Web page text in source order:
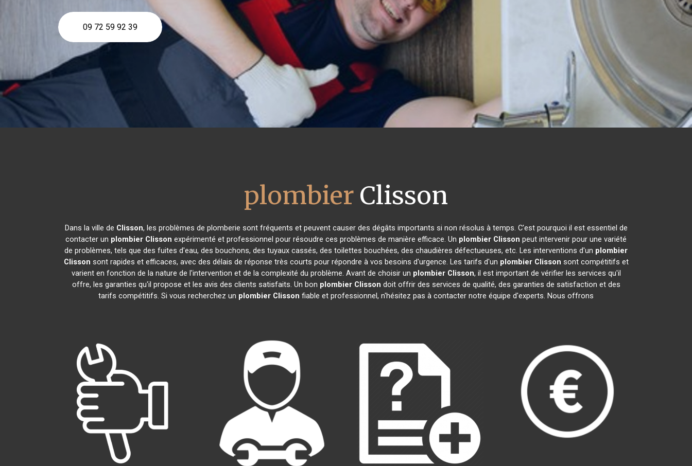
09 72 59 92 39
plombier Clisson
Dans la ville de Clisson, les problèmes de plomberie sont fréquents et peuvent causer des dégâts importants si non résolus à temps. C'est pourquoi il est essentiel de
contacter un plombier Clisson expérimenté et professionnel pour résoudre ces problèmes de manière efficace. Un plombier Clisson peut intervenir pour une variété
de problèmes, tels que des fuites d'eau, des bouchons, des tuyaux cassés, des toilettes bouchées, des chaudières défectueuses, etc. Les interventions d'un plombier
Clisson sont rapides et efficaces, avec des délais de réponse très courts pour répondre à vos besoins d'urgence. Les tarifs d'un plombier Clisson sont compétitifs et
varient en fonction de la nature de l'intervention et de la complexité du problème. Avant de choisir un plombier Clisson, il est important de vérifier les services qu'il
offre, les garanties qu'il propose et les avis des clients satisfaits. Un bon plombier Clisson doit offrir des services de qualité, des garanties de satisfaction et des
tarifs compétitifs. Si vous recherchez un plombier Clisson fiable et professionnel, n'hésitez pas à contacter notre équipe d'experts. Nous offrons